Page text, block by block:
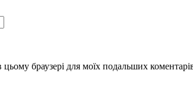
браузері для моїх подальших